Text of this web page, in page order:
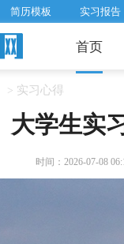
简历模板 实习报告
首页
> 实习心得
大学生实
时间：2026-07-08